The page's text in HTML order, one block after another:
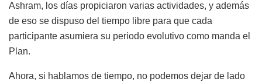
Ashram, los días propiciaron varias actividades, y además
de eso se dispuso del tiempo libre para que cada
participante asumiera su periodo evolutivo como manda el
Plan.
Ahora, si hablamos de tiempo, no podemos dejar de lado